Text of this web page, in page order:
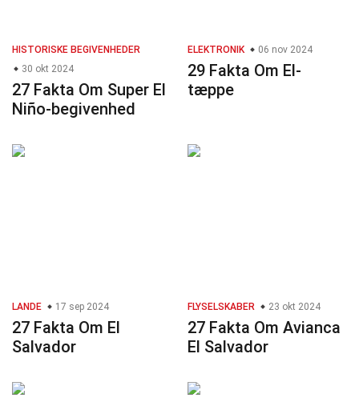
HISTORISKE BEGIVENHEDER
30 okt 2024
27 Fakta Om Super El
Niño-begivenhed
ELEKTRONIK 06 nov 2024
29 Fakta Om El-
tæppe
LANDE 17 sep 2024
27 Fakta Om El
Salvador
FLYSELSKABER 23 okt 2024
27 Fakta Om Avianca
El Salvador